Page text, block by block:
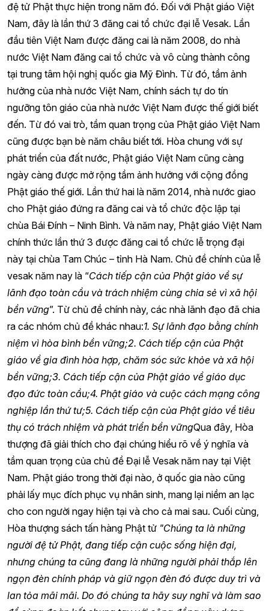
đệ tử Phật thực hiện trong năm đó. Đối với Phật giáo Việt
Nam, đây là lần thứ 3 đăng cai tổ chức đại lễ Vesak. Lần
đầu tiên Việt Nam được đăng cai là năm 2008, do nhà
nước Việt Nam đăng cai tổ chức và vô cùng thành công
tại trung tâm hội nghị quốc gia Mỹ Đình. Từ đó, tầm ảnh
hưởng của nhà nước Việt Nam, chính sách tự do tín
ngưỡng tôn giáo của nhà nước Việt Nam được thế giới biết
đến. Từ đó vai trò, tầm quan trọng của Phật giáo Việt Nam
cũng được bạn bè năm châu biết tới. Hòa chung với sự
phát triển của đất nước, Phật giáo Việt Nam cũng càng
ngày càng được mở rộng tầm ảnh hưởng với cộng đồng
Phật giáo thế giới. Lần thứ hai là năm 2014, nhà nước giao
cho Phật giáo đứng ra đăng cai và tổ chức độc lập tại
chùa Bái Đính – Ninh Bình. Và năm nay, Phật giáo Việt Nam
chính thức lần thứ 3 được đăng cai tổ chức lễ trọng đại
này tại chùa Tam Chúc – tỉnh Hà Nam. Chủ đề chính của lễ
vesak năm nay là “Cách tiếp cận của Phật giáo về sự
lãnh đạo toàn cầu và trách nhiệm cùng chia sẻ vì xã hội
bền vững”. Từ chủ đề chính này, các nhà lãnh đạo đã chia
ra các nhóm chủ đề khác nhau:1. Sự lãnh đạo bằng chính
niệm vì hòa bình bền vững;2. Cách tiếp cận của Phật
giáo về gia đình hòa hợp, chăm sóc sức khỏe và xã hội
bền vững;3. Cách tiếp cận của Phật giáo về giáo dục
đạo đức toàn cầu;4. Phật giáo và cuộc cách mạng công
nghiệp lần thứ tư;5. Cách tiếp cận của Phật giáo về tiêu
thụ có trách nhiệm và phát triển bền vữngQua đây, Hòa
thượng đã giải thích cho đại chúng hiểu rõ về ý nghĩa và
tầm quan trọng của chủ đề Đại lễ Vesak năm nay tại Việt
Nam. Phật giáo trong thời đại nào, ở quốc gia nào cũng
phải lấy mục đích phục vụ nhân sinh, mang lại niềm an lạc
cho con người ngay hiện tại và cho cả mai sau. Cuối cùng,
Hòa thượng sách tấn hàng Phật tử "Chúng ta là những
người đệ tử Phật, đang tiếp cận cuộc sống hiện đại,
nhưng chúng ta cũng đang là những người phải thắp lên
ngọn đèn chính pháp và giữ ngọn đèn đó được duy trì và
lan tỏa mãi mãi. Do đó chúng ta hãy suy nghĩ và làm sao